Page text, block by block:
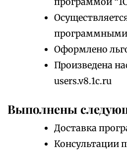
программными
Оформлено
Произведена
users.v8.1c.ru
Выполнены
Доставка
Консультации